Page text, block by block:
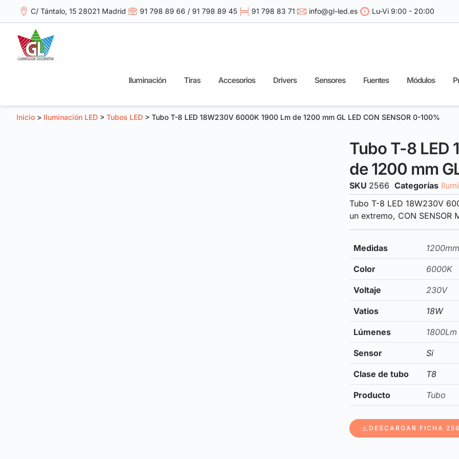
C/ Tántalo, 15 28021 Madrid 91 798 89 66 / 91 798 89 45 91 798 83 71 info@gl-led.es Lu-Vi 9:00 - 20:00
Iluminación Tiras Accesorios Drivers Sensores Fuentes Módulos
Inicio > Iluminación LED > Tubos LED > Tubo T-8 LED 18W230V 6000K 1900 Lm de 1200 mm GL LED CON SENSOR 0-100%
Tubo T-8 LED
de 1200 mm
SKU 2566 Categorías
Tubo T-8 LED 18W230V
un extremo, CON SENSOR
Medidas 1200mm
Color 6000K
Voltaje 230V
Vatios 18W
Lúmenes 1800Lm
Sensor Sí
Clase de tubo T8
Producto Tubo
DESCARGAR FICHA